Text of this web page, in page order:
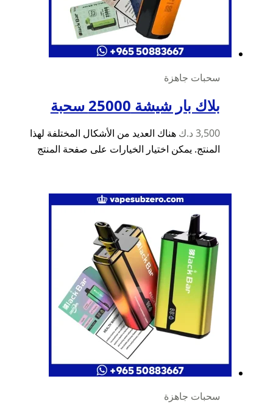
سحبات جاهزة
بلاك بار شيشة 25000 سحبة
3,500 د.ك هناك العديد من الأشكال المختلفة لهذا
المنتج. يمكن اختيار الخيارات على صفحة المنتج
سحبات جاهزة